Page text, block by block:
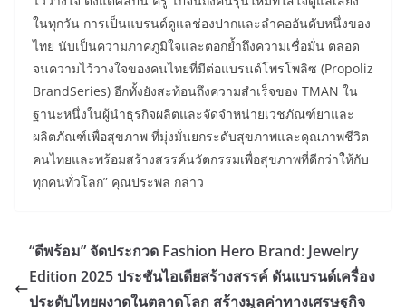
ในทุกวัน การเป็นแบรนด์ดูแลช่องปากและลำคออันดับหนึ่งของ
ไทย นับเป็นความภาคภูมิใจและตอกย้ำถึงความเชื่อมั่น ตลอด
จนความไว้วางใจของคนไทยที่มีต่อแบรนด์โพรโพลิซ (Propoliz
BrandSeries) อีกทั้งยังสะท้อนถึงความสำเร็จของ TMAN ใน
ฐานะหนึ่งในผู้นำธุรกิจผลิตและจัดจำหน่ายเวชภัณฑ์ยาและ
ผลิตภัณฑ์เพื่อสุขภาพ ที่มุ่งมั่นยกระดับสุขภาพและคุณภาพชีวิต
คนไทยและพร้อมสร้างสรรค์นวัตกรรมเพื่อสุขภาพที่ดีกว่าให้กับ
ทุกคนทั่วโลก” คุณประพล กล่าว
“ดีพร้อม” จัดประกวด Fashion Hero Brand: Jewelry
Edition 2025 ประชันไอเดียสร้างสรรค์ ดันแบรนด์เครื่อง
ประดับไทยผงาดในตลาดโลก สร้างมูลค่าทางเศรษฐกิจ